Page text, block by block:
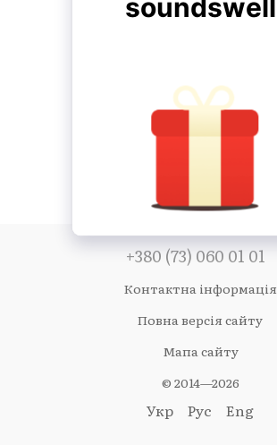
+380 (73) 060 01 01
Контактна інформація
Повна версія сайту
Мапа сайту
© 2014—2026
Укр Рус Eng